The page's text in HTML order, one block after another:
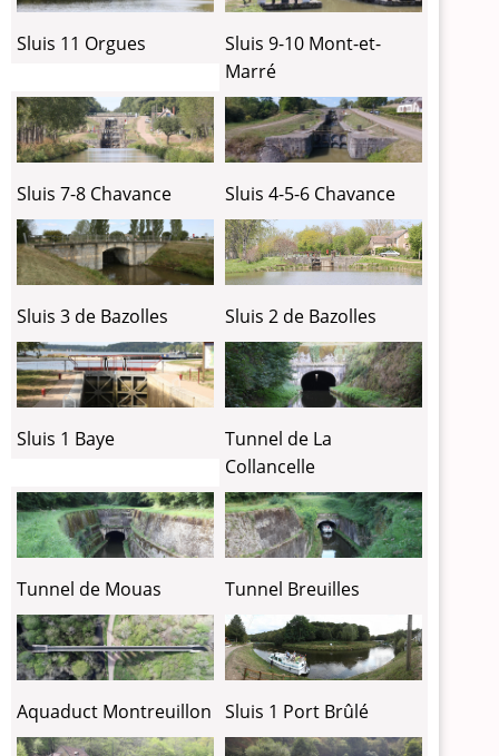
Sluis 11 Orgues
Sluis 9-10 Mont-et-
Marré
Sluis 7-8 Chavance Sluis 4-5-6 Chavance
Sluis 3 de Bazolles Sluis 2 de Bazolles
Sluis 1 Baye
Tunnel de La
Collancelle
Tunnel de Mouas Tunnel Breuilles
Aquaduct Montreuillon Sluis 1 Port Brûlé